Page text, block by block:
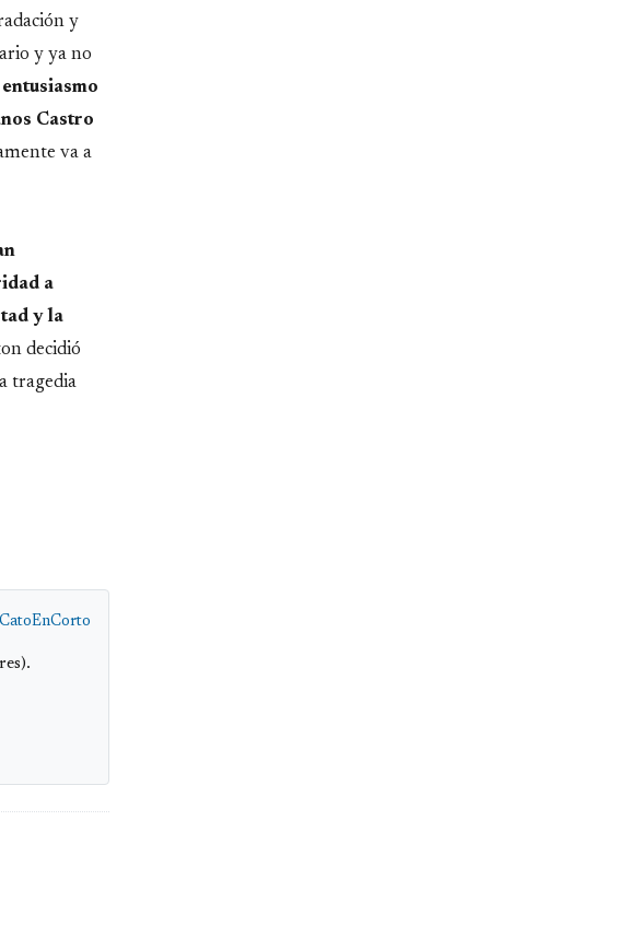
y
y ya no
Castro
va a
a
y la
decidió
tragedia